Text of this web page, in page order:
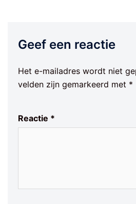
Geef een reactie
Het e-mailadres wordt niet
velden zijn gemarkeerd met *
Reactie *